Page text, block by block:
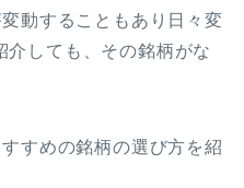
動することもあり日々変
介しても、その銘柄がな
すめの銘柄の選び方を紹